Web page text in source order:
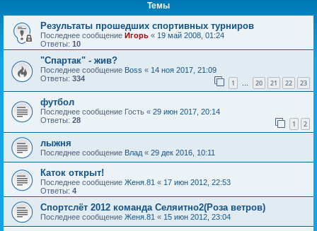
Темы
Результаты прошедших спортивных турниров
Последнее сообщение Игорь « 19 май 2008, 01:24
Ответы: 10
"Спартак" - жив?
Последнее сообщение Boss « 14 ноя 2017, 21:09
Ответы: 334 1 … 20 21 22 23
футбол
Последнее сообщение Гость « 29 июн 2017, 20:14
Ответы: 28 1 2
лыжня
Последнее сообщение Влад « 29 дек 2016, 10:11
Каток открыт!
Последнее сообщение Женя.81 « 17 июн 2012, 22:53
Ответы: 4
Спортслёт 2012 команда Селяитно2(Роза ветров)
Последнее сообщение Женя.81 « 15 июн 2012, 23:04